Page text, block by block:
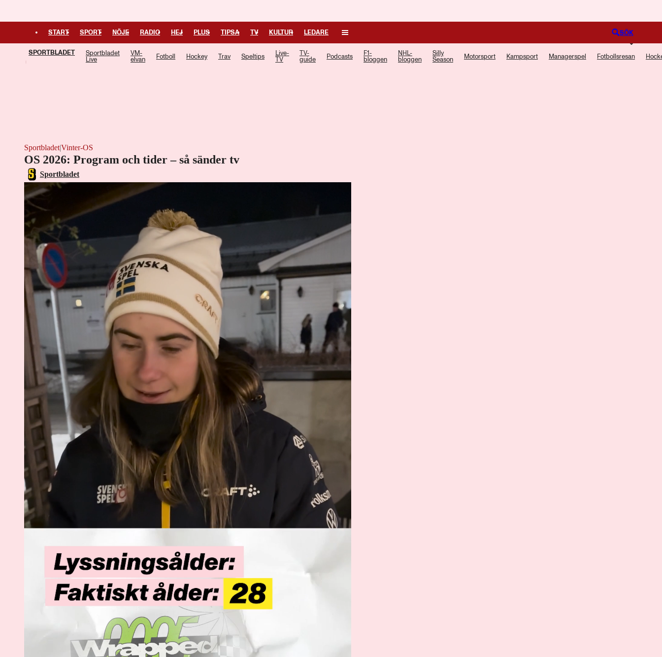
START SPORT NÖJE RADIO HEJ PLUS TIPSA TV KULTUR LEDARE SÖK
SPORTBLADET
Sportbladet
Live
VM-
elvan
Fotboll Hockey Trav Speltips
Live-
TV
TV-
guide
Podcasts
F1-
bloggen
NHL-
bloggen
Silly
Season
Motorsport Kampsport Managerspel Fotbollsresan
Sportbladet|Vinter-OS
OS 2026: Program och tider – så sänder tv
Sportbladet